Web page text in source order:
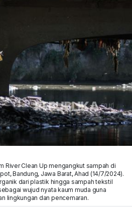
River Clean Up mengangkut sampah di
Bandung, Jawa Barat, Ahad (14/7/2024).
dari plastik hingga sampah tekstil
wujud nyata kaum muda guna
lingkungan dan pencemaran.